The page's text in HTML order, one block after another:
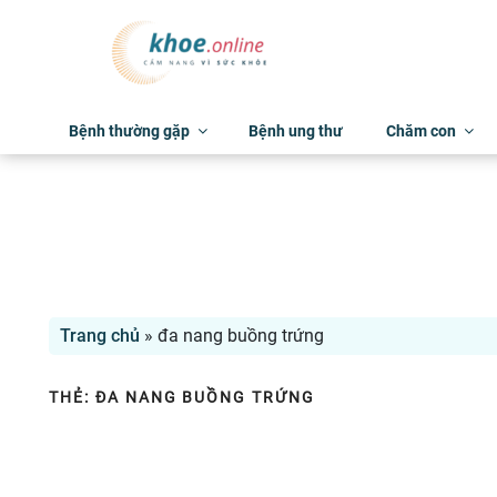
Bệnh thường gặp Bệnh ung thư Chăm con
Trang chủ » đa nang buồng trứng
THẺ: ĐA NANG BUỒNG TRỨNG